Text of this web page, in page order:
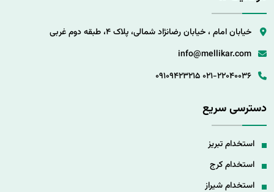
خیابان امام ، خیابان رضانژاد شمالی، پلاک 4، طبقه دوم غربی
info@mellikar.com
021-22040036
09109423215
دسترسی سریع
استخدام تبریز
استخدام کرج
استخدام شیراز